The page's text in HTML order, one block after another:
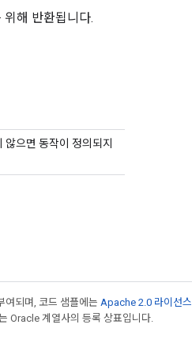
해 반환됩니다.
으면 동작이 정의되지
여되며, 코드 샘플에는 Apache 2.0 라이선스
Oracle 계열사의 등록 상표입니다.